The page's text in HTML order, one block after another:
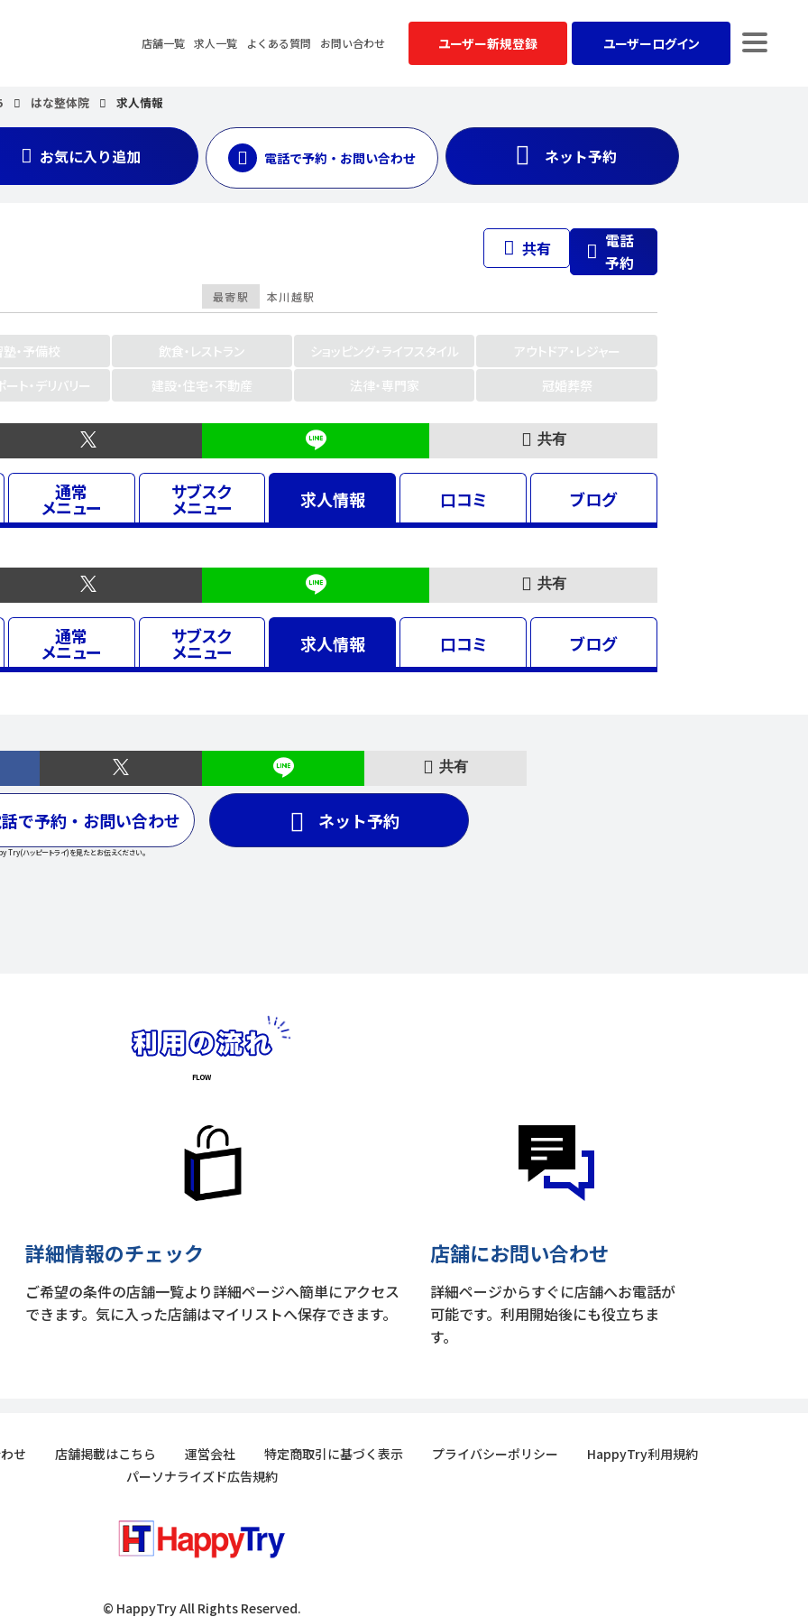
店舗一覧 求人一覧 よくある質問 お問い合わせ ユーザー新規登録 ユーザーログイン
はな整体院 求人情報
ネット予約
電話で予約・お問い合わせ
お気に入り追加
共有
電話
予約
最寄駅 本川越駅
・予備校 飲食・レストラン ショッピング・ライフスタイル
アウトドア・レジャー
ト・デリバリー
建設・住宅・不動産 法律・専門家 冠婚葬祭
共有
通常
メニュー
サブスク
メニュー 求人情報 口コミ ブログ
共有
通常
メニュー
サブスク
メニュー 求人情報 口コミ ブログ
共有
ネット予約
で予約・お問い合わせ
Try(ハッピートライ)を見たとお伝えください。
詳細情報のチェック
ご希望の条件の店舗一覧より詳細ページへ簡単にアクセス
できます。気に入った店舗はマイリストへ保存できます。
店舗にお問い合わせ
詳細ページからすぐに店舗へお電話が
可能です。利用開始後にも役立ちま
す。
せ 店舗掲載はこちら 運営会社 特定商取引に基づく表示 プライバシーポリシー
HappyTry利用規約
パーソナライズド広告規約
© HappyTry All Rights Reserved.